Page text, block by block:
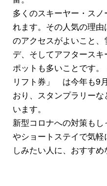
多くのスキーヤー・ス
れます。その人気の理
のアクセスがよいこと
デ、そしてアフタース
ポットも多いことです
リフト券」 は今年も9
おり、スタンプラリー
います。
新型コロナへの対策も
やショートステイで気
しみたい人に、おすすめ